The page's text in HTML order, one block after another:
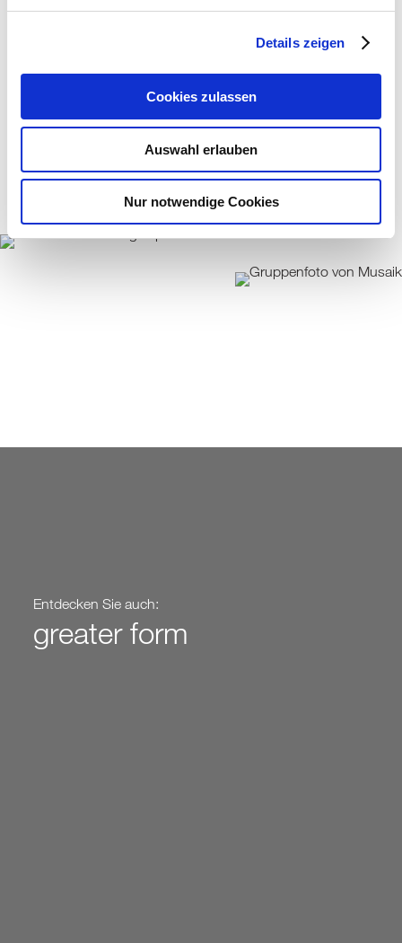
Details zeigen
Cookies zulassen
Auswahl erlauben
Nur notwendige Cookies
von musikalischen Vorkenntnissen
Entdecken Sie auch:
greater form